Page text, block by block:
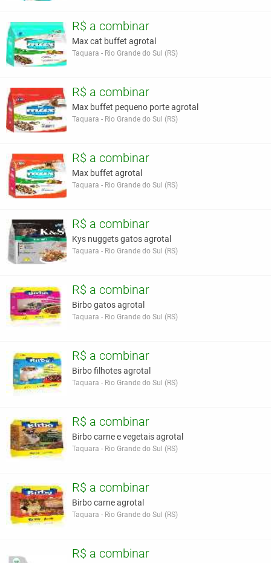
R$ a combinar
Max cat buffet agrotal
Taquara - Rio Grande do Sul (RS)
R$ a combinar
Max buffet pequeno porte agrotal
Taquara - Rio Grande do Sul (RS)
R$ a combinar
Max buffet agrotal
Taquara - Rio Grande do Sul (RS)
R$ a combinar
Kys nuggets gatos agrotal
Taquara - Rio Grande do Sul (RS)
R$ a combinar
Birbo gatos agrotal
Taquara - Rio Grande do Sul (RS)
R$ a combinar
Birbo filhotes agrotal
Taquara - Rio Grande do Sul (RS)
R$ a combinar
Birbo carne e vegetais agrotal
Taquara - Rio Grande do Sul (RS)
R$ a combinar
Birbo carne agrotal
Taquara - Rio Grande do Sul (RS)
R$ a combinar